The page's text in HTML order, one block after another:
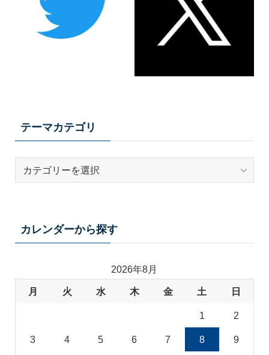
テーマカテゴリ
カレンダーから探す
2026年8月
月 火 水 木 金 土 日
1 2
3 4 5 6 7 8 9